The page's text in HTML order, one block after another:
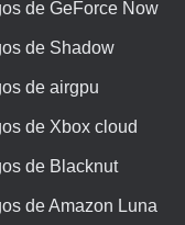
de GeForce Now
de Shadow
de airgpu
de Xbox cloud
de Blacknut
de Amazon Luna